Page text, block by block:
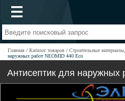
Главная Каталог товаров Строительные
наружных работ NEOMID 440 Eco
Антисептик для наружных